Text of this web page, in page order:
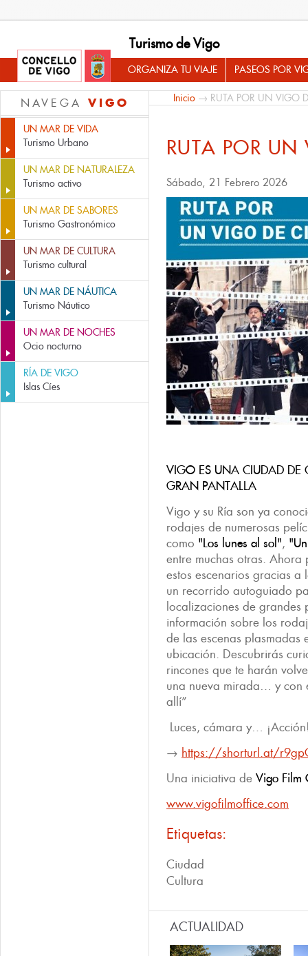
Turismo de Vigo
ORGANIZA TU VIAJE PASEOS POR
NAVEGA VIGO
UN MAR DE VIDA
Turismo Urbano
UN MAR DE NATURALEZA
Turismo activo
UN MAR DE SABORES
Turismo Gastronómico
UN MAR DE CULTURA
Turismo cultural
UN MAR DE NÁUTICA
Turismo Náutico
UN MAR DE NOCHES
Ocio nocturno
RÍA DE VIGO
Islas Cíes
Inicio → RUTA POR UN VIGO
RUTA POR
Sábado, 21 Febrero 2026
VIGO ES UNA CIUDAD DE
GRAN PANTALLA
Vigo y su Ría son ya
rodajes de numerosas
como "Los lunes al sol",
entre muchas otras.
estos escenarios gracias a
un recorrido autoguiado
localizaciones de grandes
información sobre los
de las escenas plasmadas
ubicación. Descubrirás
rincones que te harán
una nueva mirada… y con
allí”
Luces, cámara y…
→ https://shorturl.at/
Una iniciativa de Vigo Film
www.vigofilmoffice.com
Etiquetas:
Ciudad
Cultura
ACTUALIDAD